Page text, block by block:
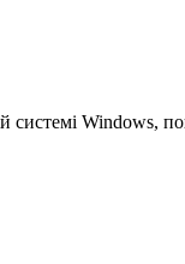
системі Windows,